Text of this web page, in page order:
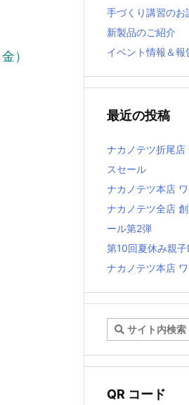
）
手づくり講習のお
新製品のご紹介
イベント情報＆報
最近の投稿
ナカノテツ折尾店
スセール
ナカノテツ本店
ナカノテツ全店
ール第2弾
第10回夏休み親
ナカノテツ本店
QR コード